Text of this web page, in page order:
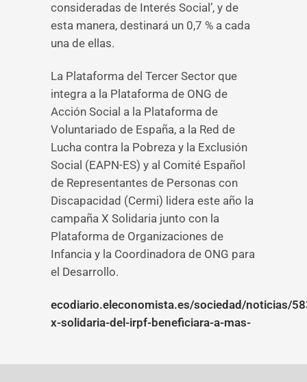
consideradas de Interés Social’, y de
esta manera, destinará un 0,7 % a cada
una de ellas.
La Plataforma del Tercer Sector que
integra a la Plataforma de ONG de
Acción Social a la Plataforma de
Voluntariado de España, a la Red de
Lucha contra la Pobreza y la Exclusión
Social (EAPN-ES) y al Comité Español
de Representantes de Personas con
Discapacidad (Cermi) lidera este año la
campaña X Solidaria junto con la
Plataforma de Organizaciones de
Infancia y la Coordinadora de ONG para
el Desarrollo.
ecodiario.eleconomista.es/sociedad/noticias/
x-solidaria-del-irpf-beneficiara-a-mas-